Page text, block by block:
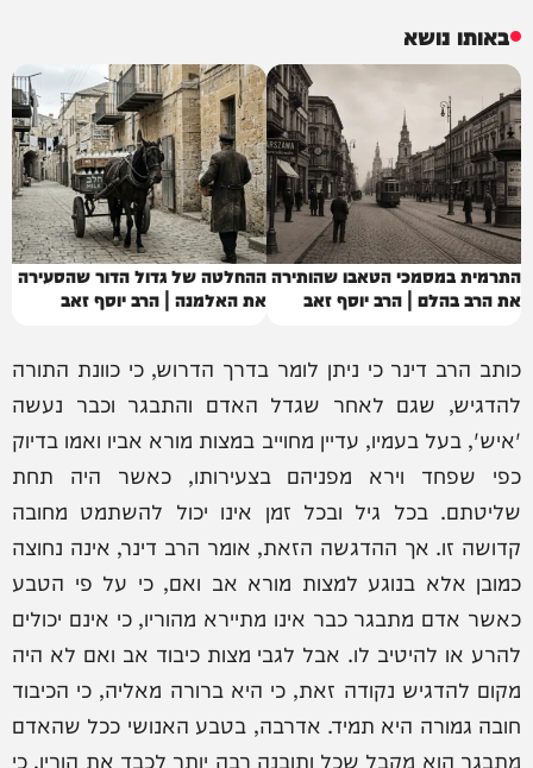
באותו נושא
התרמית במסמכי הטאבו שהותירה
את הרב בהלם | הרב יוסף זאב
ההחלטה של גדול הדור שהסעירה
את האלמנה | הרב יוסף זאב
כותב הרב דינר כי ניתן לומר בדרך הדרוש, כי כוונת התורה
להדגיש, שגם לאחר שגדל האדם והתבגר וכבר נעשה
'איש', בעל בעמיו, עדיין מחוייב במצות מורא אביו ואמו בדיוק
כפי שפחד וירא מפניהם בצעירותו, כאשר היה תחת
שליטתם. בכל גיל ובכל זמן אינו יכול להשתמט מחובה
קדושה זו. אך ההדגשה הזאת, אומר הרב דינר, אינה נחוצה
כמובן אלא בנוגע למצות מורא אב ואם, כי על פי הטבע
כאשר אדם מתבגר כבר אינו מתיירא מהוריו, כי אינם יכולים
להרע או להיטיב לו. אבל לגבי מצות כיבוד אב ואם לא היה
מקום להדגיש נקודה זאת, כי היא ברורה מאליה, כי הכיבוד
חובה גמורה היא תמיד. אדרבה, בטבע האנושי ככל שהאדם
מתבגר הוא מקבל שכל ותובנה רבה יותר לכבד את הוריו, כי